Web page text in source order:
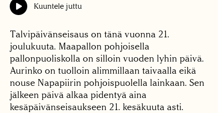
Kuuntele juttu
Talvipäivänseisaus on tänä vuonna 21.
joulukuuta. Maapallon pohjoisella
pallonpuoliskolla on silloin vuoden lyhin päivä.
Aurinko on tuolloin alimmillaan taivaalla eikä
nouse Napapiirin pohjoispuolella lainkaan. Sen
jälkeen päivä alkaa pidentyä aina
kesäpäivänseisaukseen 21. kesäkuuta asti.